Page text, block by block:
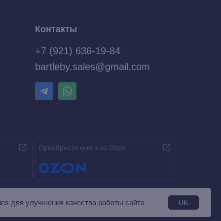
для улучшения качества работы сайта OK
Контакты
+7 (921) 636-19-84
bartleby.sales@gmail.com
Приобрести книги на Ozon